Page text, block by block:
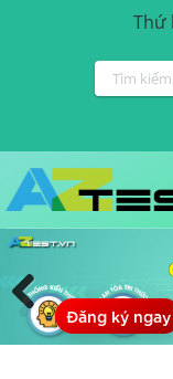
Thứ
Đăng ký ngay
Previous